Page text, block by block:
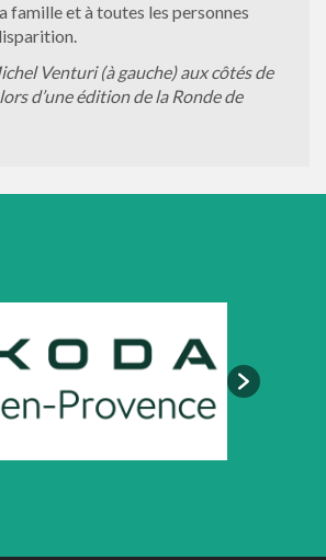
famille et à toutes les personnes
Venturi (à gauche) aux côtés de
d’une édition de la Ronde de